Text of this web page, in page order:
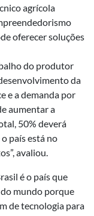
agrícola
oferecer soluções
do produtor
da
e a demanda por
aumentar a
50% deverá
país está no
avaliou.
é o país que
mundo porque
de tecnologia para